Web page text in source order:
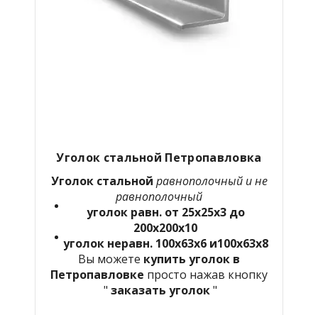
Уголок стальной Петропавловка
Уголок стальной равнополочный и не
равнополочный
уголок равн. от 25х25х3 до
200х200х10
уголок неравн. 100х63х6 и100х63х8
Вы можете купить уголок в
Петропавловке просто нажав кнопку
" заказать уголок"